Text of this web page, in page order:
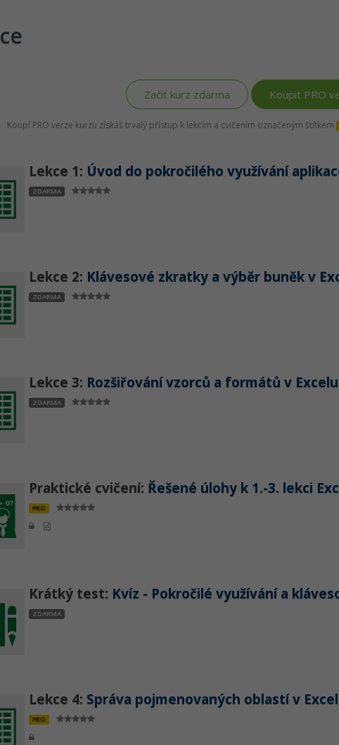
Začít kurz zdarma Koupit PRO
Koupí PRO verze kurzu získáš trvalý přístup k lekcím a cvičením označeným štítkem
Lekce 1: Úvod do pokročilého využívání
ZDARMA
Lekce 2: Klávesové zkratky a výběr buněk v
ZDARMA
Lekce 3: Rozšiřování vzorců a formátů v Excelu
ZDARMA
Praktické cvičení: Řešené úlohy k 1.-3. lekci
PRO
Krátký test: Kvíz - Pokročilé využívání a
ZDARMA
Lekce 4: Správa pojmenovaných oblastí v
PRO